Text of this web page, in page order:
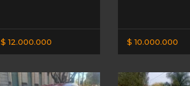
$ 12.000.000 $ 10.000.000